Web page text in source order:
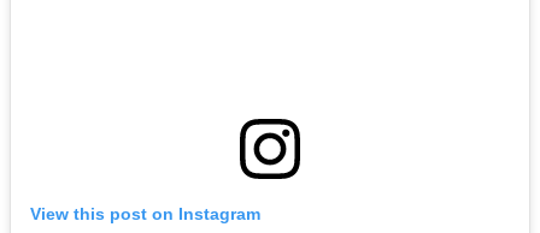
View this post on Instagram